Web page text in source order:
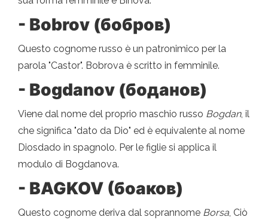
- Bobrov (бобров)
Questo cognome russo è un patronimico per la
parola "Castor". Bobrova è scritto in femminile.
- Bogdanov (боданов)
Viene dal nome del proprio maschio russo Bogdan, il
che significa "dato da Dio" ed è equivalente al nome
Diosdado in spagnolo. Per le figlie si applica il
modulo di Bogdanova.
- BAGKOV (боаков)
Questo cognome deriva dal soprannome Borsa, Ciò